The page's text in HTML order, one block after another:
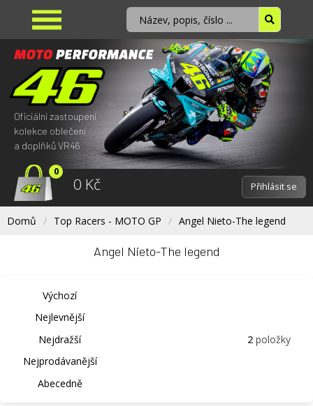
Oficiální zastoupení
kolekce oblečení
a doplňků VR46
Přihlásit se
0
0 Kč
Domů Top Racers - MOTO GP Angel Nieto-The legend
Angel Nieto-The legend
Výchozí
Nejlevnější
Nejdražší
Nejprodávanější
Abecedně
2položky